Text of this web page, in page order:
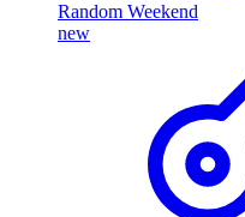
Random Weekend
new